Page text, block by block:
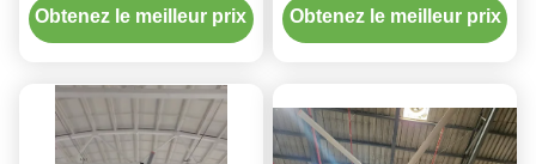
distribution
Obtenez le meilleur prix
plafond pour usines de
Obtenez le meilleur prix